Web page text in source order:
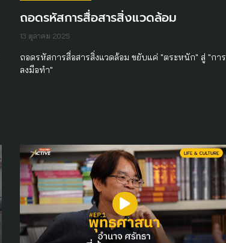
ถอดรหัสการสื่อสารสิ่งแวดล้อม
13 ตุลาคม 2025
ถอดรหัสการสื่อสารสิ่งแวดล้อม ขยับแค่ "ตระหนัก" สู่ "การ
ลงมือทำ"